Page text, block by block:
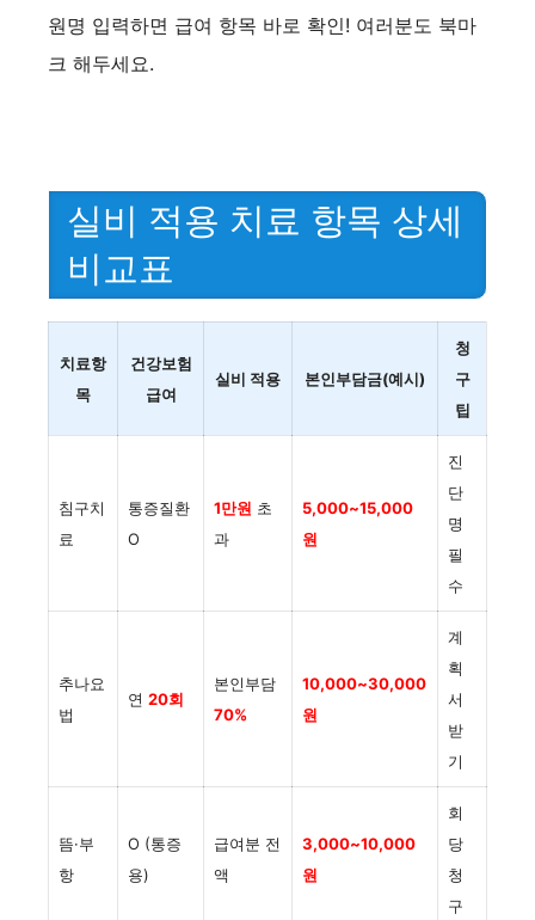
V
e
o
원명 입력하면 급여 항목 바로 확인! 여러분도 북마
크 해두세요.
실비 적용 치료 항목 상세
비교표
치료항
목
건강보험
급여
실비 적용 본인부담금(예시)
청
구
팁
침구치
료
통증질환
O
1만원 초
과
5,000~15,000
원
진
단
명
필
수
추나요
법
연 20회
본인부담
70%
10,000~30,000
원
계
획
서
받
기
뜸·부
항
O (통증
용)
급여분 전
액
3,000~10,000
원
회
당
청
구